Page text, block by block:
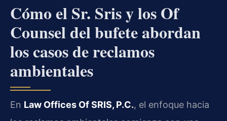
Cómo el Sr. Sris y los Of
Counsel del bufete abordan
los casos de reclamos
ambientales
En Law Offices Of SRIS, P.C., el enfoque hacia